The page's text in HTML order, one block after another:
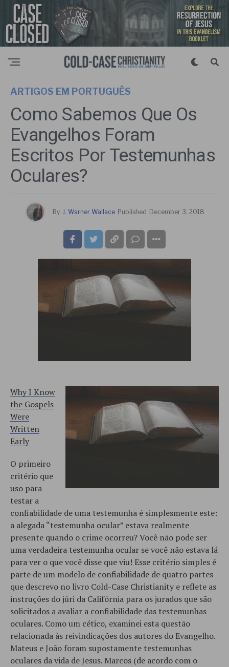
ARTIGOS EM PORTUGUÊS
Como Sabemos Que Os
Evangelhos Foram
Escritos Por Testemunhas
Oculares?
By J. Warner Wallace Published December 3, 2018
Why I Know
the Gospels
Were
Written
Early
O primeiro
critério que
uso para
testar a
confiabilidade de uma testemunha é simplesmente este:
a alegada “testemunha ocular” estava realmente
presente quando o crime ocorreu? Você não pode ser
uma verdadeira testemunha ocular se você não estava lá
para ver o que você disse que viu! Esse critério simples é
parte de um modelo de confiabilidade de quatro partes
que descrevo no livro Cold-Case Christianity e reflete as
instruções do júri da Califórnia para os jurados que são
solicitados a avaliar a confiabilidade das testemunhas
oculares. Como um cético, examinei esta questão
relacionada às reivindicações dos autores do Evangelho.
Mateus e João foram supostamente testemunhas
oculares da vida de Jesus. Marcos (de acordo com o